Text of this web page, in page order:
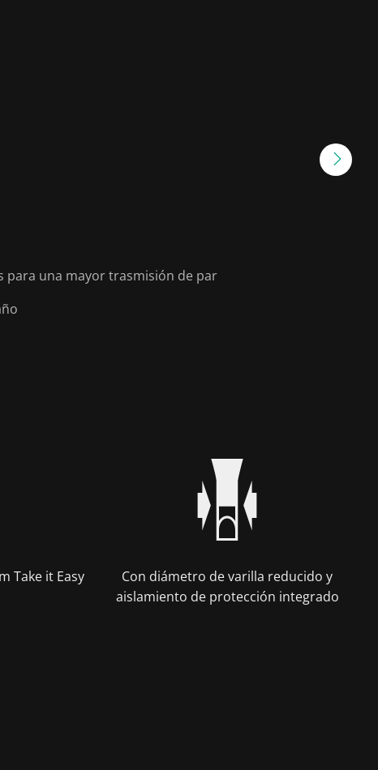
para una mayor trasmisión de par
Take it Easy
Con diámetro de varilla reducido y
aislamiento de protección integrado